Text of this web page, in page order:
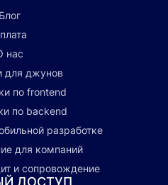
Блог
нас
для джунов
по frontend
по backend
разработке
для компаний
и сопровождение
ДОСТУП